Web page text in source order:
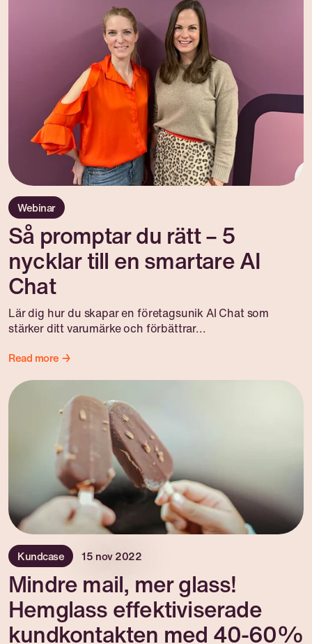
Webinar
Så promptar du rätt – 5
nycklar till en smartare AI
Chat
Lär dig hur du skapar en företagsunik AI Chat som
stärker ditt varumärke och förbättrar...
Read more →
Kundcase 15 nov 2022
Mindre mail, mer glass!
Hemglass effektiviserade
kundkontakten med 40-60%